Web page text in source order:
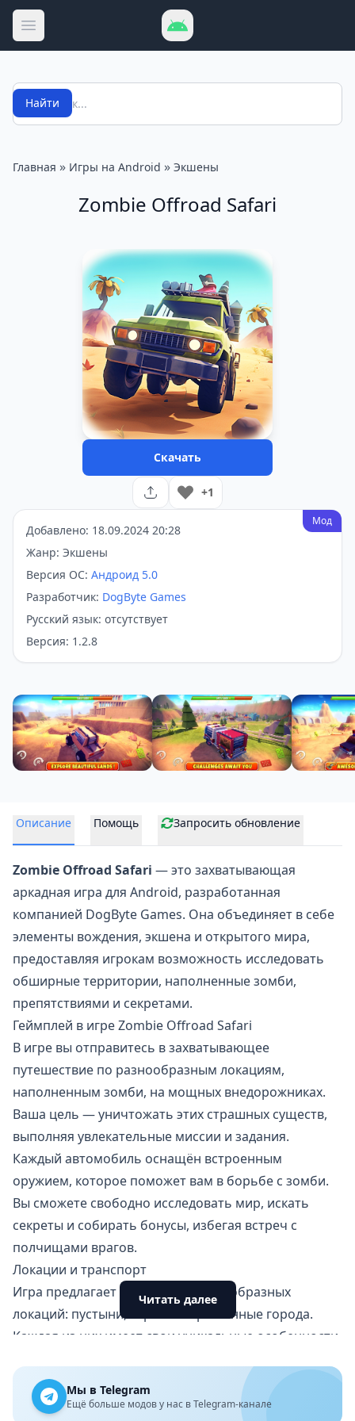
Открыть меню
Поиск
Найти
Главная » Игры на Android » Экшены
Zombie Offroad Safari
Скачать
+1
Мод
Добавлено: 18.09.2024 20:28
Жанр: Экшены
Версия ОС: Андроид 5.0
Разработчик: DogByte Games
Русский язык: отсутствует
Версия: 1.2.8
Описание Помощь Запросить обновление
Zombie Offroad Safari — это захватывающая
аркадная игра для Android, разработанная
компанией DogByte Games. Она объединяет в себе
элементы вождения, экшена и открытого мира,
предоставляя игрокам возможность исследовать
обширные территории, наполненные зомби,
препятствиями и секретами.
Геймплей в игре Zombie Offroad Safari
В игре вы отправитесь в захватывающее
путешествие по разнообразным локациям,
наполненным зомби, на мощных внедорожниках.
Ваша цель — уничтожать этих страшных существ,
выполняя увлекательные миссии и задания.
Каждый автомобиль оснащён встроенным
оружием, которое поможет вам в борьбе с зомби.
Вы сможете свободно исследовать мир, искать
секреты и собирать бонусы, избегая встреч с
полчищами врагов.
Локации и транспорт
Игра предлагает множество разнообразных
локаций: пустыни, горы и заброшенные города.
Каждая из них имеет свои уникальные особенности,
В игре также представлен широкий выбор
автомобилей: от классических джипов до
Читать далее
Мы в Telegram
Ещё больше модов у нас в Telegram-канале